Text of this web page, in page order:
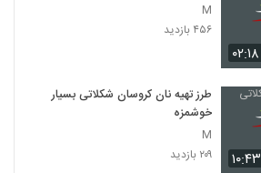
۰۲:۱۸
M
۴۵۶ بازدید
۱۰:۴۳
طرز تهیه نان کروسان شکلاتی بسیار
خوشمزه
M
۲۰۹ بازدید